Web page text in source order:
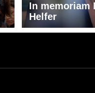
In memoriam
Helfer